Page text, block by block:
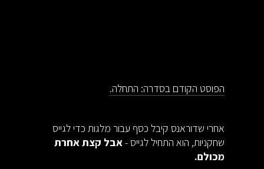
הפוסט הקודם בסדרה: התחלה.
אחרי שדוראנס קיבל כסף עבור מלגות כדי לגייס
שחקניות, הוא התחיל לגייס -אבל קצת אחרת
מכולם.